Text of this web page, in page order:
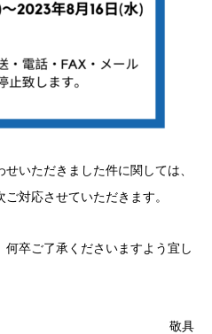
いただきました件に関しては、
対応させていただきます。
何卒ご了承くださいますよう宜し
敬具